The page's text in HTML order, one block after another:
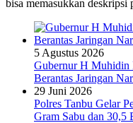
bisa memasukkan deskripsi
5 Agustus 2026
Gubernur H Muhidin
Berantas Jaringan
29 Juni 2026
Polres Tanbu Gelar
Gram Sabu dan 30,5